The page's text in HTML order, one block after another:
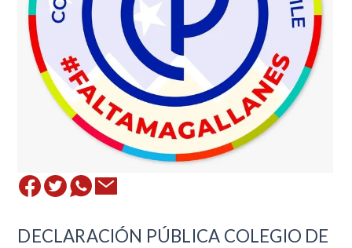
​DECLARACIÓN PÚBLICA COLEGIO DE